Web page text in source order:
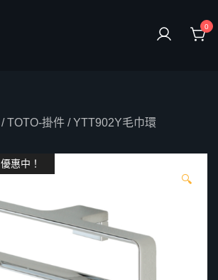
0
/TOTO-掛件 / YTT902Y毛巾環
優惠中！
🔍